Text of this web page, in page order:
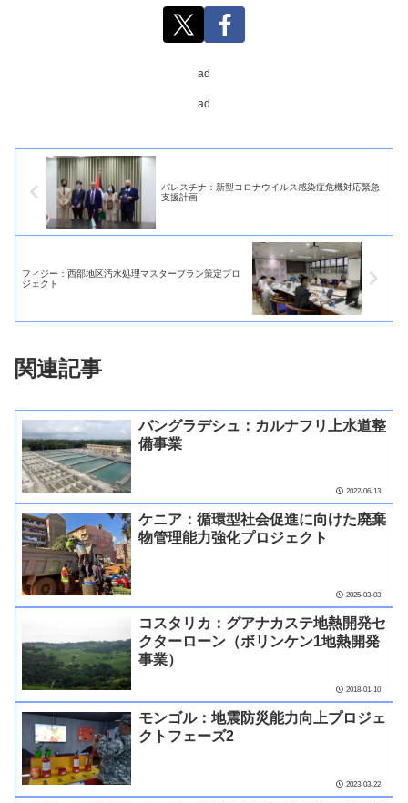
ad
ad
パレスチナ：新型コロナウイルス感染症危機対応緊急
支援計画
フィジー：西部地区汚水処理マスタープラン策定プロ
ジェクト
関連記事
バングラデシュ：カルナフリ上水道整
備事業
2022-06-13
ケニア：循環型社会促進に向けた廃棄
物管理能力強化プロジェクト
2025-03-03
コスタリカ：グアナカステ地熱開発セ
クターローン（ボリンケン1地熱開発
事業）
2018-01-10
モンゴル：地震防災能力向上プロジェ
クトフェーズ2
2023-03-22